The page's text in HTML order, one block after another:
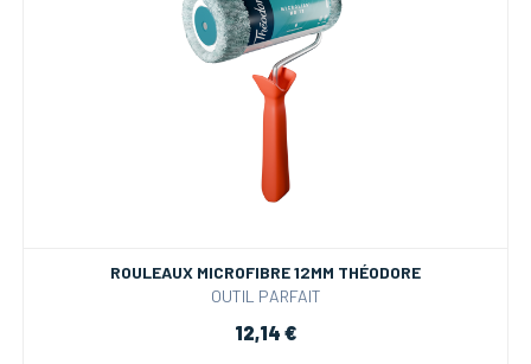
ROULEAUX MICROFIBRE 12MM THÉODORE
OUTIL PARFAIT
12,14 €